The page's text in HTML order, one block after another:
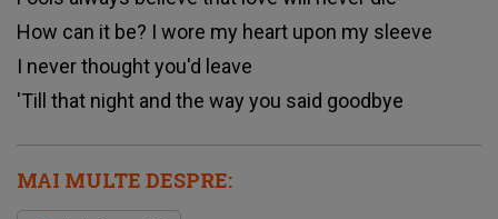
How can it be? I wore my heart upon my sleeve
I never thought you'd leave
'Till that night and the way you said goodbye
MAI MULTE DESPRE: